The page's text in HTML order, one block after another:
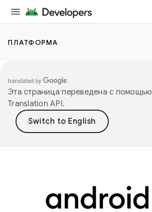
ПЛАТФОРМА
Эта страница переведена с помощью
Translation API.